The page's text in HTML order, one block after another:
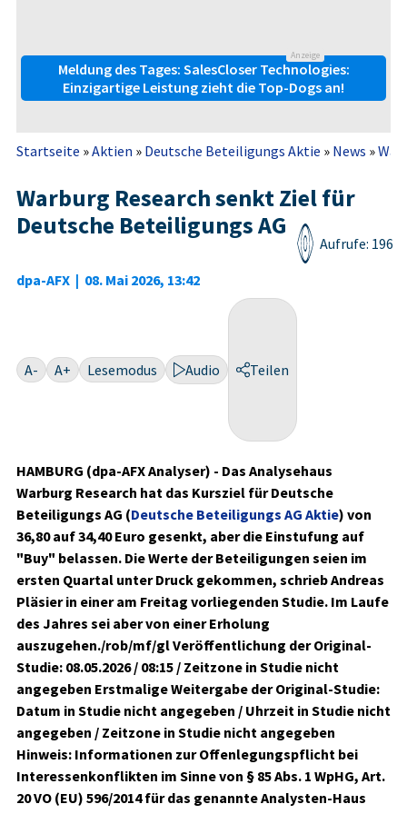
Anzeige
Meldung des Tages: SalesCloser Technologies:
Einzigartige Leistung zieht die Top-Dogs an!
Startseite »Aktien » Deutsche Beteiligungs Aktie » News »
Warburg Research senkt Ziel für
Deutsche Beteiligungs AG
dpa-AFX | 08. Mai 2026, 13:42
Aufrufe: 196
A- A+ Lesemodus Audio Teilen
HAMBURG (dpa-AFX Analyser) - Das Analysehaus
Warburg Research hat das Kursziel für Deutsche
Beteiligungs AG (Deutsche Beteiligungs AG Aktie) von
36,80 auf 34,40 Euro gesenkt, aber die Einstufung auf
"Buy" belassen. Die Werte der Beteiligungen seien im
ersten Quartal unter Druck gekommen, schrieb Andreas
Pläsier in einer am Freitag vorliegenden Studie. Im Laufe
des Jahres sei aber von einer Erholung
auszugehen./rob/mf/gl Veröffentlichung der Original-
Studie: 08.05.2026 / 08:15 / Zeitzone in Studie nicht
angegeben Erstmalige Weitergabe der Original-Studie:
Datum in Studie nicht angegeben / Uhrzeit in Studie nicht
angegeben / Zeitzone in Studie nicht angegeben
Hinweis: Informationen zur Offenlegungspflicht bei
Interessenkonflikten im Sinne von § 85 Abs. 1 WpHG, Art.
20 VO (EU) 596/2014 für das genannte Analysten-Haus